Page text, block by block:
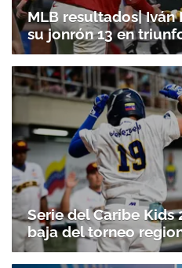
MLB resultados| Iván
su jonrón 13 en
Serie del Caribe Kids
baja del torneo